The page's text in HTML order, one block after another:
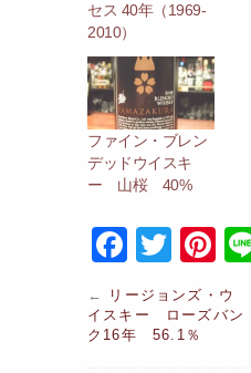
セス 40年（1969-
2010）
ファイン・ブレン
デッドウイスキ
ー 山桜 40%
F
a
c
e
T
w
itt
er
Pi
nt
er
←
リージョンズ・ウ
イスキー ローズバン
ク16年 56.1％